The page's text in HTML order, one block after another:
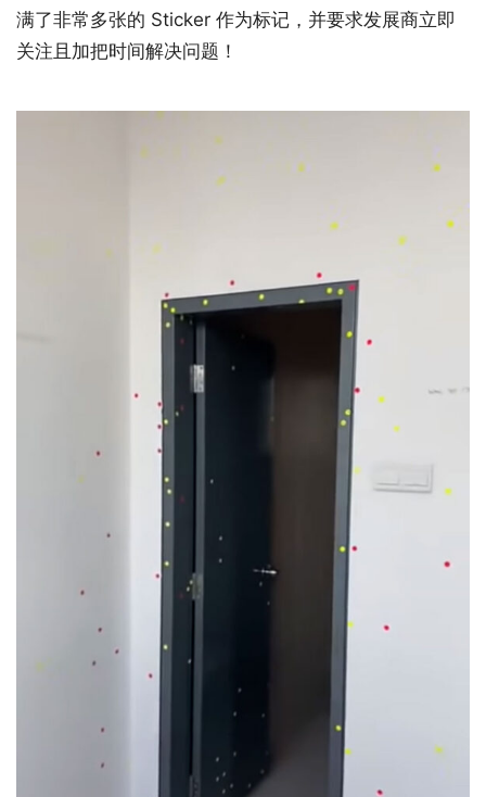
满了非常多张的 Sticker 作为标记，并要求发展商立即
关注且加把时间解决问题！